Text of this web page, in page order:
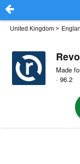
United Kingdom >
Made
· 96.2